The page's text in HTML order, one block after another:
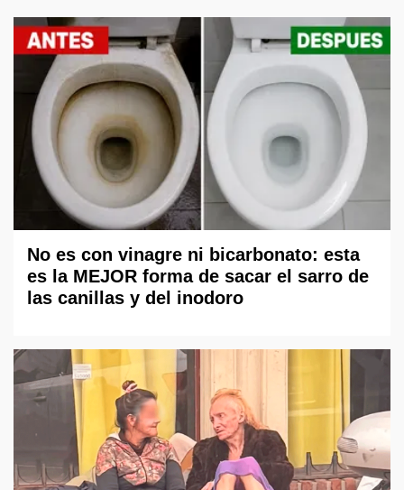
No es con vinagre ni bicarbonato: esta
es la MEJOR forma de sacar el sarro de
las canillas y del inodoro